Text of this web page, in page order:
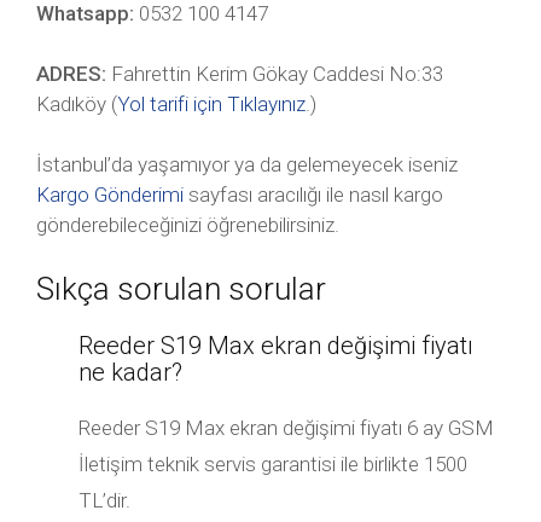
Whatsapp: 0532 100 4147
ADRES: Fahrettin Kerim Gökay Caddesi No:33
Kadıköy (Yol tarifi için Tıklayınız.)
İstanbul’da yaşamıyor ya da gelemeyecek iseniz
Kargo Gönderimi sayfası aracılığı ile nasıl kargo
gönderebileceğinizi öğrenebilirsiniz.
Sıkça sorulan sorular
Reeder S19 Max ekran değişimi fiyatı
ne kadar?
Reeder S19 Max ekran değişimi fiyatı 6 ay GSM
İletişim teknik servis garantisi ile birlikte 1500
TL’dir.